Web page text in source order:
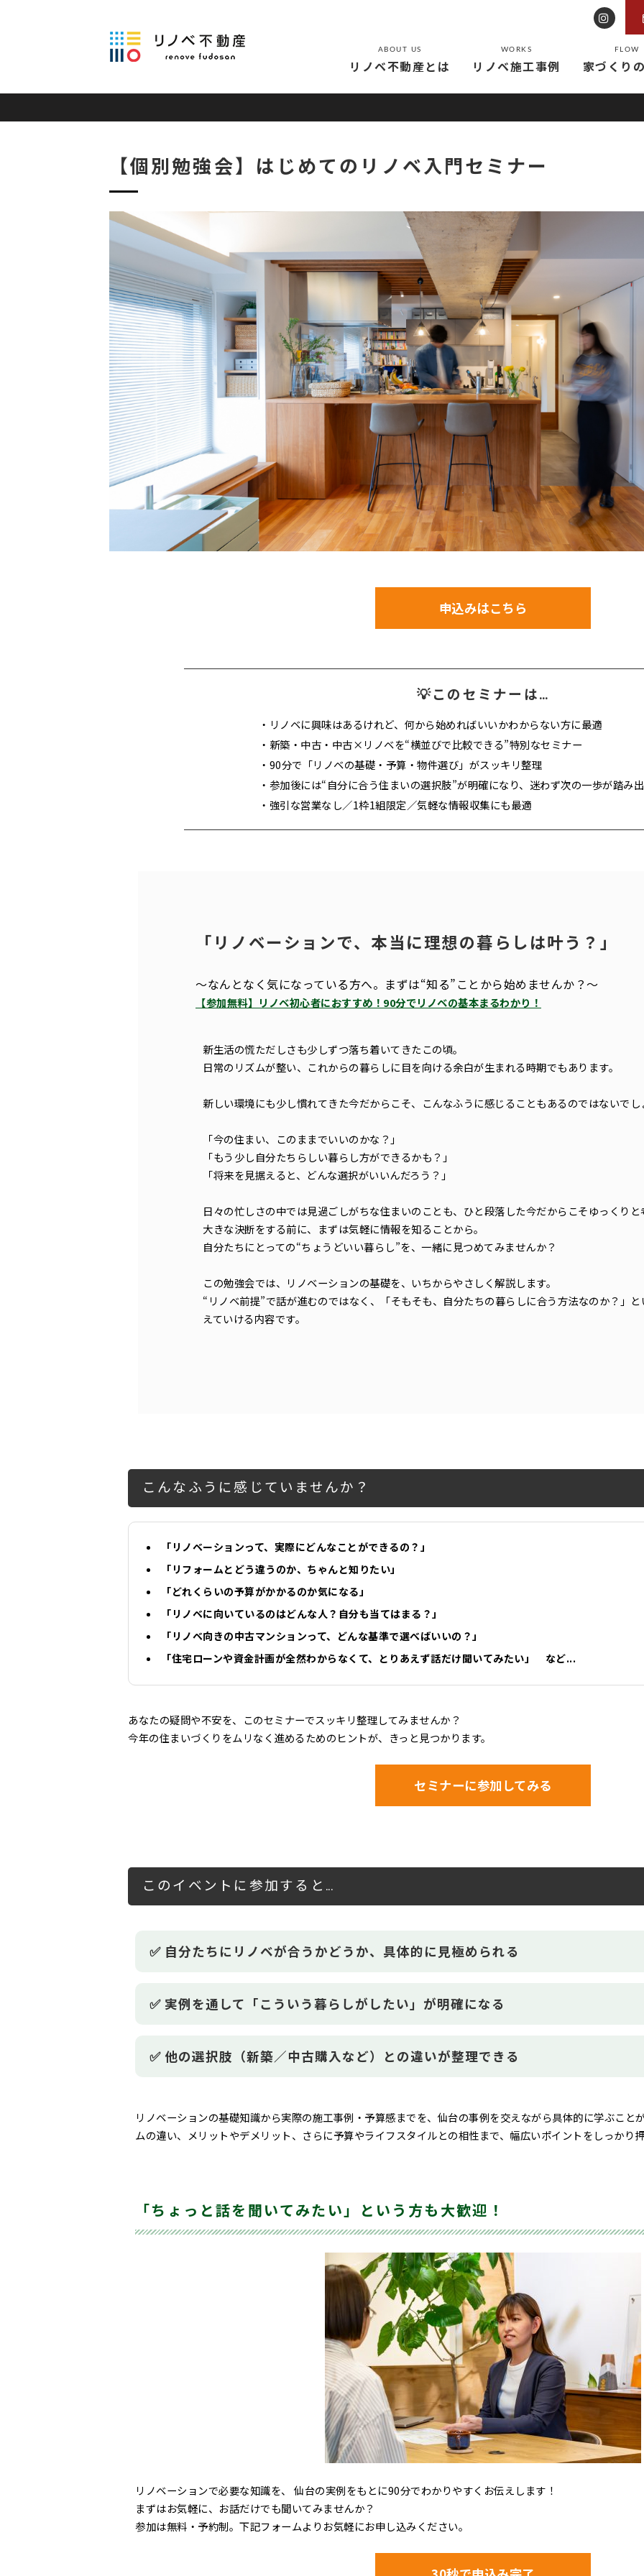
リノベ不動産とは
ABOUT US
リノベ施工事例
WORKS
家づくり
FLOW
【個別勉強会】はじめてのリノベ入門セミナー
申込みはこちら
💡このセミナーは…
・リノベに興味はあるけれど、何から始めればいいかわからない方に最適
・新築・中古・中古×リノベを“横並びで比較できる”特別なセミナー
・90分で「リノベの基礎・予算・物件選び」がスッキリ整理
・参加後には“自分に合う住まいの選択肢”が明確になり、迷わず次の一歩が踏み
・強引な営業なし／1枠1組限定／気軽な情報収集にも最適
「リノベーションで、本当に理想の暮らしは叶う？」
～なんとなく気になっている方へ。まずは“知る”ことから始めませんか？～
【参加無料】リノベ初心者におすすめ！90分でリノベの基本まるわかり！
新生活の慌ただしさも少しずつ落ち着いてきたこの頃。
日常のリズムが整い、これからの暮らしに目を向ける余白が生まれる時期でもあります。
新しい環境にも少し慣れてきた今だからこそ、こんなふうに感じることもあるのではないでし
「今の住まい、このままでいいのかな？」
「もう少し自分たちらしい暮らし方ができるかも？」
「将来を見据えると、どんな選択がいいんだろう？」
日々の忙しさの中では見過ごしがちな住まいのことも、ひと段落した今だからこそゆっくり
大きな決断をする前に、まずは気軽に情報を知ることから。
自分たちにとっての“ちょうどいい暮らし”を、一緒に見つめてみませんか？
この勉強会では、リノベーションの基礎を、いちからやさしく解説します。
“リノベ前提”で話が進むのではなく、「そもそも、自分たちの暮らしに合う方法なのか？」
えていける内容です。
こんなふうに感じていませんか？
「リノベーションって、実際にどんなことができるの？」
「リフォームとどう違うのか、ちゃんと知りたい」
「どれくらいの予算がかかるのか気になる」
「リノベに向いているのはどんな人？自分も当てはまる？」
「リノベ向きの中古マンションって、どんな基準で選べばいいの？」
「住宅ローンや資金計画が全然わからなくて、とりあえず話だけ聞いてみたい」 など...
あなたの疑問や不安を、このセミナーでスッキリ整理してみませんか？
今年の住まいづくりをムリなく進めるためのヒントが、きっと見つかります。
セミナーに参加してみる
このイベントに参加すると…
✅️ 自分たちにリノベが合うかどうか、具体的に見極められる
✅️ 実例を通して「こういう暮らしがしたい」が明確になる
✅️ 他の選択肢（新築／中古購入など）との違いが整理できる
リノベーションの基礎知識から実際の施工事例・予算感までを、仙台の事例を交えながら具体的に学ぶこと
ムの違い、メリットやデメリット、さらに予算やライフスタイルとの相性まで、幅広いポイントをしっかり
「ちょっと話を聞いてみたい」という方も大歓迎！
リノベーションで必要な知識を、 仙台の実例をもとに90分でわかりやすくお伝えします！
まずはお気軽に、お話だけでも聞いてみませんか？
参加は無料・予約制。下記フォームよりお気軽にお申し込みください。